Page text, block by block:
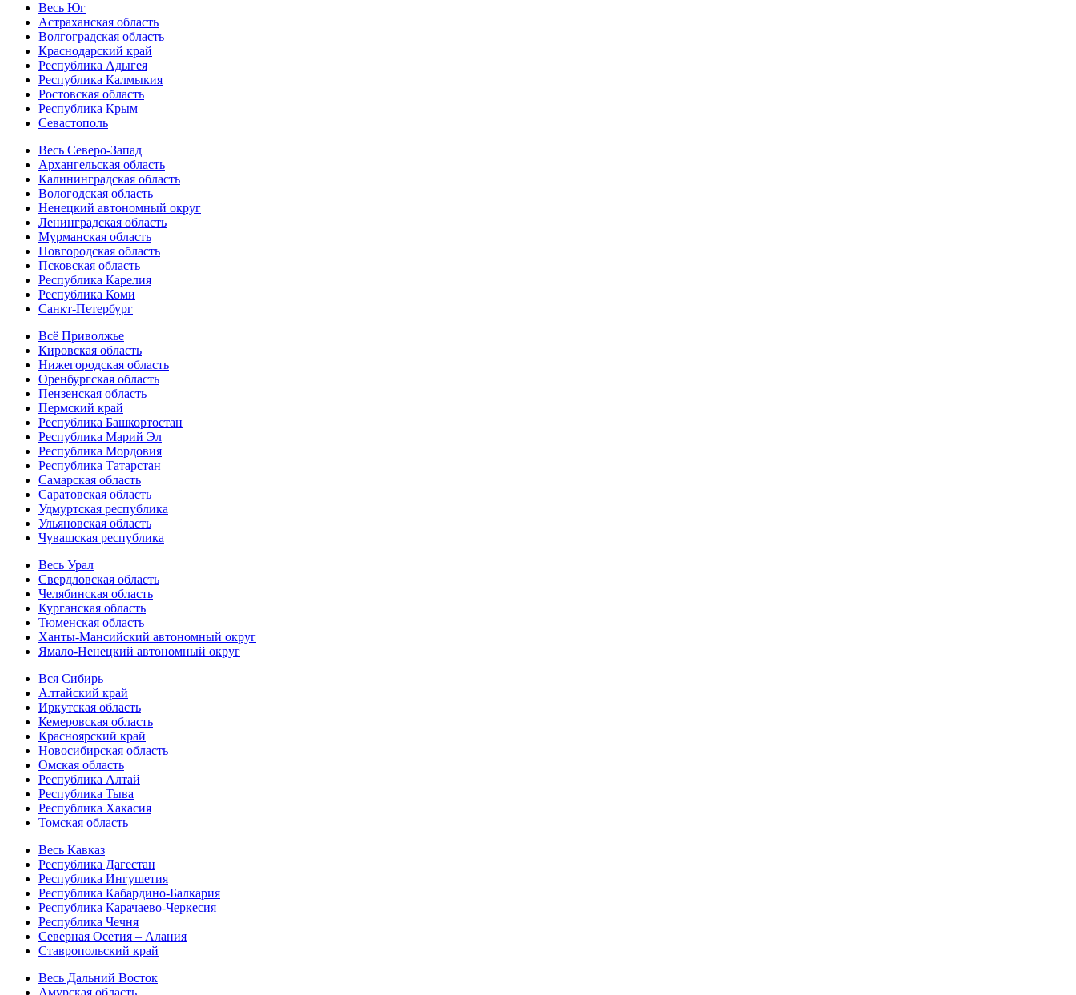
Весь Юг
Астраханская область
Волгоградская область
Краснодарский край
Республика Адыгея
Республика Калмыкия
Ростовская область
Республика Крым
Севастополь
Весь Северо-Запад
Архангельская область
Калининградская область
Вологодская область
Ненецкий автономный округ
Ленинградская область
Мурманская область
Новгородская область
Псковская область
Республика Карелия
Республика Коми
Санкт-Петербург
Всё Приволжье
Кировская область
Нижегородская область
Оренбургская область
Пензенская область
Пермский край
Республика Башкортостан
Республика Марий Эл
Республика Мордовия
Республика Татарстан
Самарская область
Саратовская область
Удмуртская республика
Ульяновская область
Чувашская республика
Весь Урал
Свердловская область
Челябинская область
Курганская область
Тюменская область
Ханты-Мансийский автономный округ
Ямало-Ненецкий автономный округ
Вся Сибирь
Алтайский край
Иркутская область
Кемеровская область
Красноярский край
Новосибирская область
Омская область
Республика Алтай
Республика Тыва
Республика Хакасия
Томская область
Весь Кавказ
Республика Дагестан
Республика Ингушетия
Республика Кабардино-Балкария
Республика Карачаево-Черкесия
Республика Чечня
Северная Осетия – Алания
Ставропольский край
Весь Дальний Восток
Амурская область